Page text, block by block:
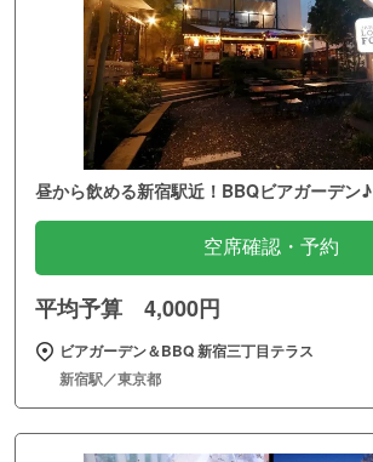
昼から飲める新宿駅近！BBQビアガーデン♪
空席確認・予約
平均予算 4,000円
ビアガーデン＆BBQ 新宿三丁目テラス
新宿駅／東京都